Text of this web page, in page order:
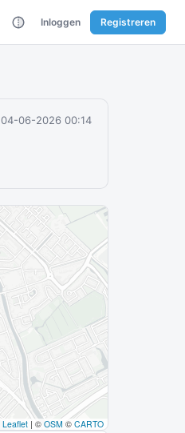
Inloggen Registreren
04-06-2026 00:14
Leaflet | © OSM © CARTO